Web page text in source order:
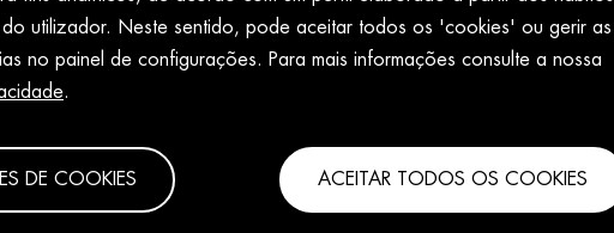
utilizador. Neste sentido, pode aceitar todos os 'cookies' ou gerir as
no painel de configurações. Para mais informações consulte a nossa
.
DE COOKIES ACEITAR TODOS OS COOKIES